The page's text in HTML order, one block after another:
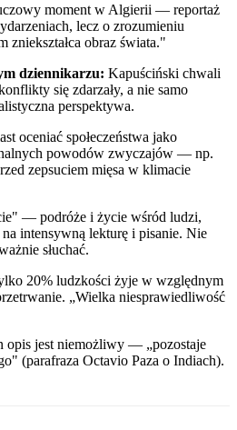
moment w Algierii — reportaż
lecz o zrozumieniu
zniekształca obraz świata."
dziennikarzu: Kapuściński chwali
się zdarzały, a nie samo
perspektywa.
oceniać społeczeństwa jako
powodów zwyczajów — np.
zepsuciem mięsa w klimacie
— podróże i życie wśród ludzi,
intensywną lekturę i pisanie. Nie
słuchać.
20% ludzkości żyje w względnym
„Wielka niesprawiedliwość
opis jest niemożliwy — „pozostaje
(parafraza Octavio Paza o Indiach).